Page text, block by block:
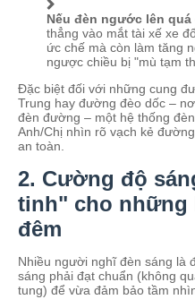
Nếu đèn ngước lên quá
thẳng vào mắt tài xế xe
ức chế mà còn làm tăng
ngược chiều bị "mù tạm
Đặc biệt đối với những cung
Trung hay đường đèo dốc –
đèn đường – một hệ thống
Anh/Chị nhìn rõ vạch kẻ
an toàn.
2. Cường độ
tinh" cho những
đêm
Nhiều người nghĩ đèn sáng là
sáng phải đạt chuẩn (không
tung) để vừa đảm bảo tầm